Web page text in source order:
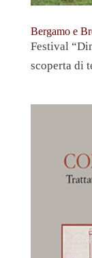
Bergamo e
Festival
scoperta di